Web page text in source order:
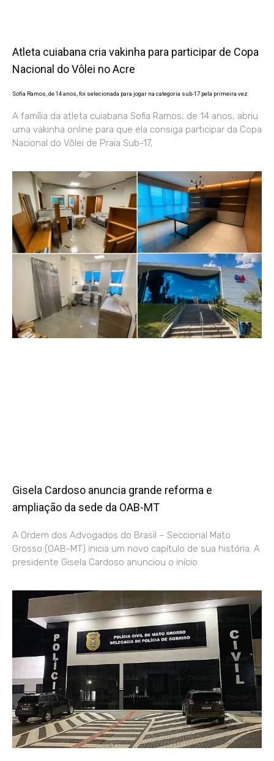
Atleta cuiabana cria vakinha para participar de Copa
Nacional do Vôlei no Acre
Sofia Ramos, de 14 anos, foi selecionada para jogar na categoria sub-17 pela primeira vez
A família da atleta cuiabana Sofia Ramos, de 14 anos, abriu
uma vakinha online para que ela consiga participar da Copa
Nacional do Vôlei de Praia Sub-17,
Gisela Cardoso anuncia grande reforma e
ampliação da sede da OAB-MT
A Ordem dos Advogados do Brasil – Seccional Mato
Grosso (OAB-MT) inicia um novo capítulo de sua história. A
presidente Gisela Cardoso anunciou o início